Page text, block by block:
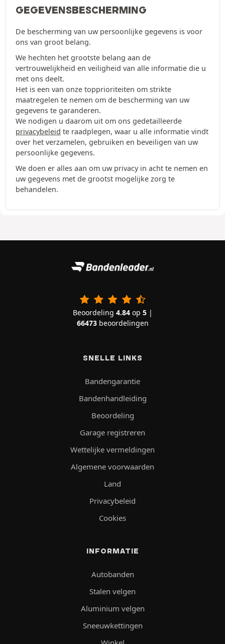
GEGEVENSBESCHERMING
De bescherming van uw persoonlijke gegevens is voor
ons van groot belang.
We hechten het grootste belang aan de
vertrouwelijkheid en veiligheid van alle informatie die u
met ons deelt.
Het is een van onze topprioriteiten om strikte
maatregelen te nemen om de bescherming van uw
gegevens te garanderen.
We nodigen u daarom uit om ons gedetailleerde
privacybeleid te raadplegen, waar u alle informatie vindt
over het verzamelen, gebruiken en beveiligen van uw
persoonlijke gegevens.
We doen er alles aan om uw privacy in acht te nemen en
uw gegevens met de grootst mogelijke zorg te
behandelen.
Beoordeling 4.84op 5|
66473beoordelingen
SNELLE LINKS
Bandengarantie
Bandenhandleiding
Beoordeling
Garage registreren
Wettelijke vermeldingen
Algemene voorwaarden
Land
Privacybeleid
Cookies
INFORMATIE
Autobanden
Stalen velgen
Aluminium velgen
Sneeuwkettingen